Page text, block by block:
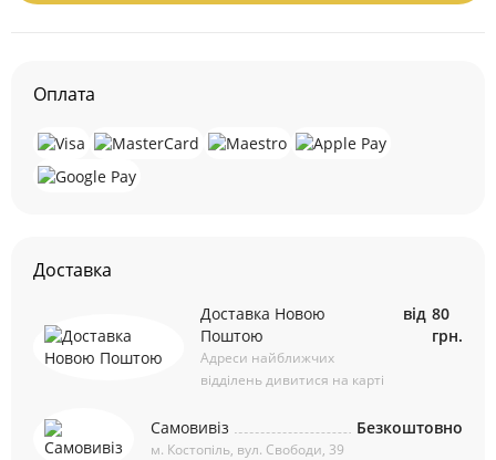
Оплата
Доставка
Доставка Новою
Поштою
Адреси найближчих
відділень дивитися на карті
від 80
грн.
Самовивіз
м. Костопіль, вул. Свободи, 39
Безкоштовно